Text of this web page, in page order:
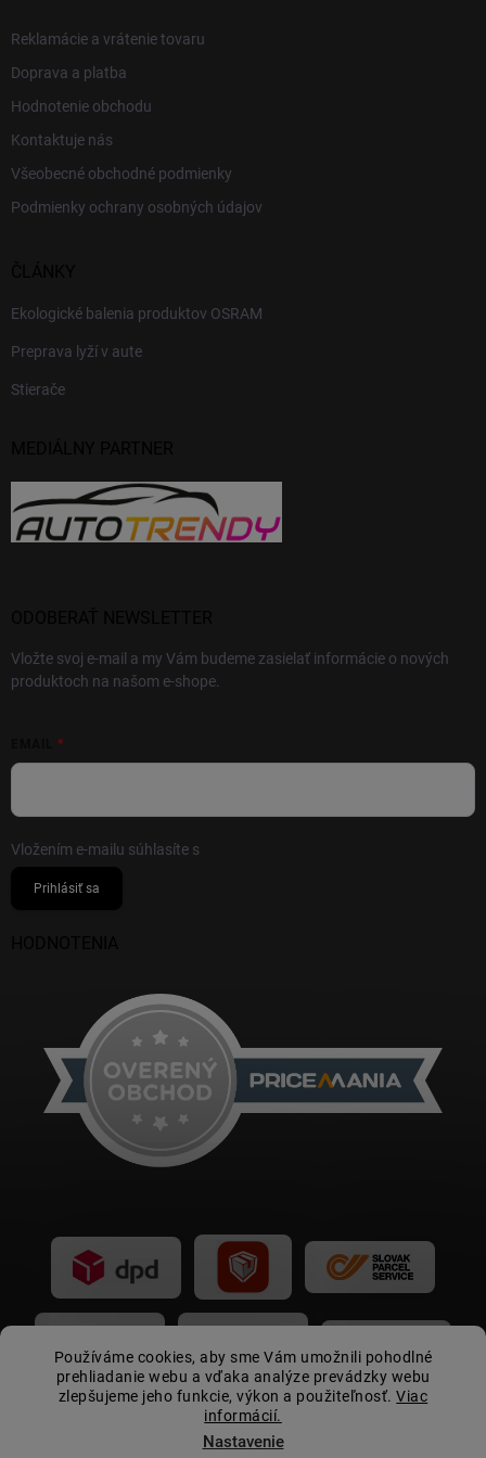
Používáme cookies, aby sme Vám umožnili pohodlné
prehliadanie webu a vďaka analýze prevádzky webu
zlepšujeme jeho funkcie, výkon a použiteľnosť.Viac
informácií.
Nastavenie
Reklamácie a vrátenie tovaru
Doprava a platba
Hodnotenie obchodu
Kontaktuje nás
Všeobecné obchodné podmienky
Podmienky ochrany osobných údajov
Ekologické balenia produktov OSRAM
Preprava lyží v aute
Stierače
Vložte svoj e-mail a my Vám budeme zasielať informácie o nových
produktoch na našom e-shope.
Vložením e-mailu súhlasíte s
Prihlásiť sa